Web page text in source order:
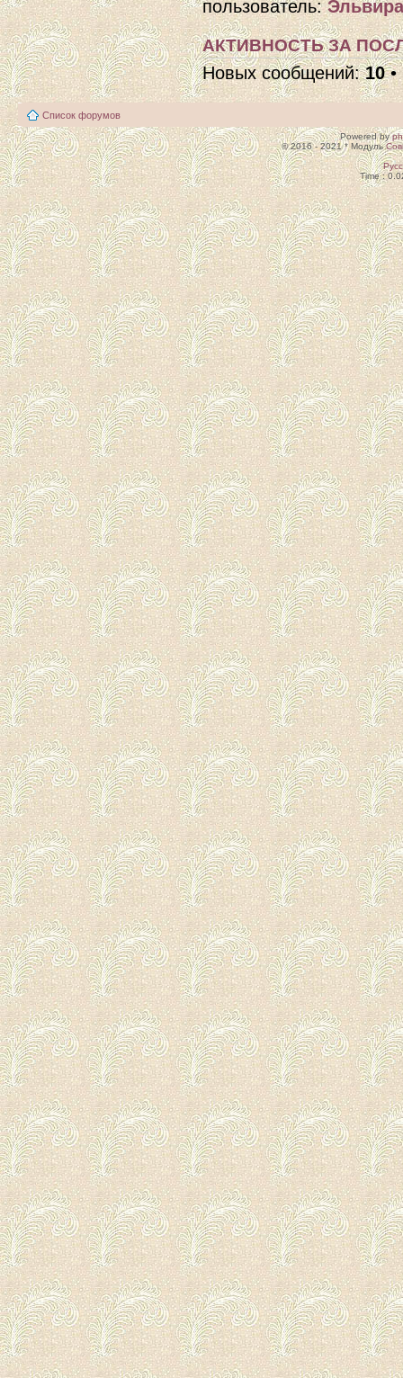
пользователь:
АКТИВНОСТЬ ЗА
Новых сообщений:10•
Список форумов
Powered by
© 2016 - 2021 * Модуль
Time :